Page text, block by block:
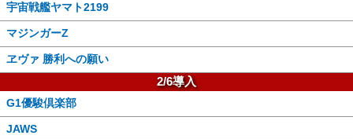
宇宙戦艦ヤマト2199
マジンガーZ
ヱヴァ 勝利への願い
2/6導入
G1優駿倶楽部
JAWS